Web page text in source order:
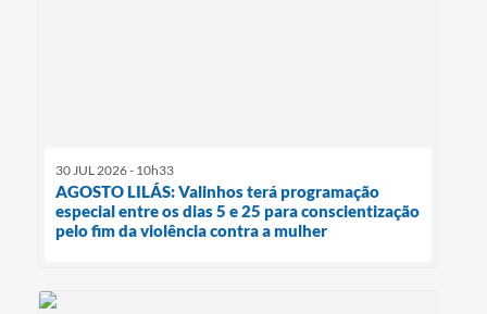
30 JUL 2026 - 10h33
AGOSTO LILÁS: Valinhos terá programação
especial entre os dias 5 e 25 para conscientização
pelo fim da violência contra a mulher